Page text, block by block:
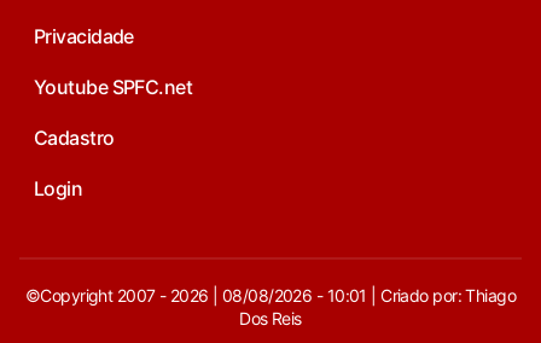
Privacidade
Youtube SPFC.net
Cadastro
Login
©Copyright 2007 - 2026 | 08/08/2026 - 10:01 | Criado por: Thiago
Dos Reis